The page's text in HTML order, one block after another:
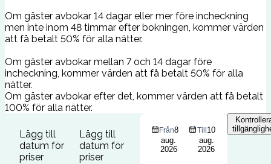
Om gäster avbokar 14 dagar eller mer före incheckning
men inte inom 48 timmar efter bokningen, kommer värden
att få betalt 50% för alla nätter.
Om gäster avbokar mellan 7 och 14 dagar före
incheckning, kommer värden att få betalt 50% för alla
nätter.
Om gäster avbokar efter det, kommer värden att få betalt
100% för alla nätter.
Lägg till
datum för
priser
Lägg till
datum för
priser
Från8
aug.
2026
Till 10
aug.
2026